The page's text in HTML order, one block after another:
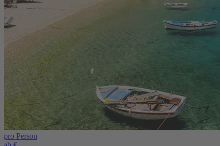
pro Person